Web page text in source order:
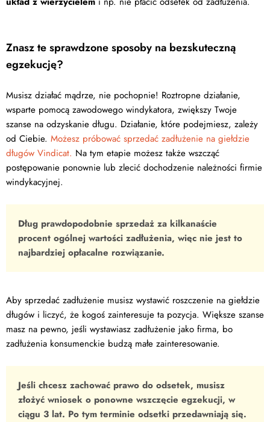
Znasz te sprawdzone sposoby na bezskuteczną
egzekucję?
Musisz działać mądrze, nie pochopnie! Roztropne działanie,
wsparte pomocą zawodowego windykatora, zwiększy Twoje
szanse na odzyskanie długu. Działanie, które podejmiesz, zależy
od Ciebie. Możesz próbować sprzedać zadłużenie na giełdzie
długów Vindicat. Na tym etapie możesz także wszcząć
postępowanie ponownie lub zlecić dochodzenie należności firmie
windykacyjnej.
Dług prawdopodobnie sprzedaż za kilkanaście
procent ogólnej wartości zadłużenia, więc nie jest to
najbardziej opłacalne rozwiązanie.
Aby sprzedać zadłużenie musisz wystawić roszczenie na giełdzie
długów i liczyć, że kogoś zainteresuje ta pozycja. Większe szanse
masz na pewno, jeśli wystawiasz zadłużenie jako firma, bo
zadłużenia konsumenckie budzą małe zainteresowanie.
Jeśli chcesz zachować prawo do odsetek, musisz
złożyć wniosek o ponowne wszczęcie egzekucji, w
ciągu 3 lat. Po tym terminie odsetki przedawniają się.